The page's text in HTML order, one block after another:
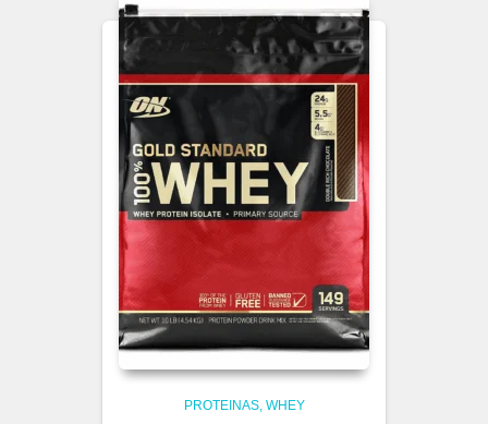
PROTEINAS WHEY